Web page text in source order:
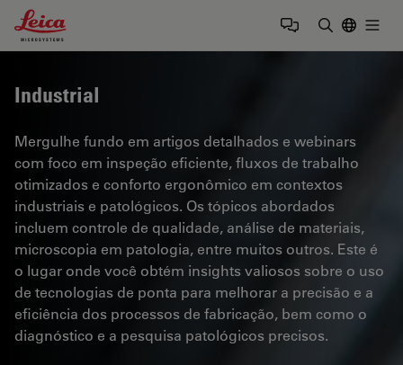
Leica Microsystems Logo
Industrial
Mergulhe fundo em artigos detalhados e webinars
com foco em inspeção eficiente, fluxos de trabalho
otimizados e conforto ergonômico em contextos
industriais e patológicos. Os tópicos abordados
incluem controle de qualidade, análise de materiais,
microscopia em patologia, entre muitos outros. Este é
o lugar onde você obtém insights valiosos sobre o uso
de tecnologias de ponta para melhorar a precisão e a
eficiência dos processos de fabricação, bem como o
diagnóstico e a pesquisa patológicos precisos.